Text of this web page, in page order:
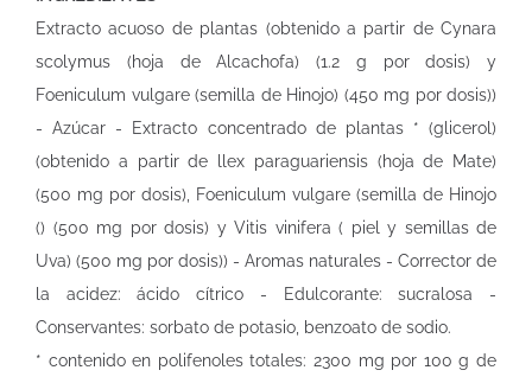
Extracto acuoso de plantas (obtenido a partir de Cynara
scolymus (hoja de Alcachofa) (1.2 g por dosis) y
Foeniculum vulgare (semilla de Hinojo) (450 mg por dosis))
- Azúcar - Extracto concentrado de plantas * (glicerol)
(obtenido a partir de llex paraguariensis (hoja de Mate)
(500 mg por dosis), Foeniculum vulgare (semilla de Hinojo
() (500 mg por dosis) y Vitis vinifera ( piel y semillas de
Uva) (500 mg por dosis)) - Aromas naturales - Corrector de
la acidez: ácido cítrico - Edulcorante: sucralosa -
Conservantes: sorbato de potasio, benzoato de sodio.
* contenido en polifenoles totales: 2300 mg por 100 g de